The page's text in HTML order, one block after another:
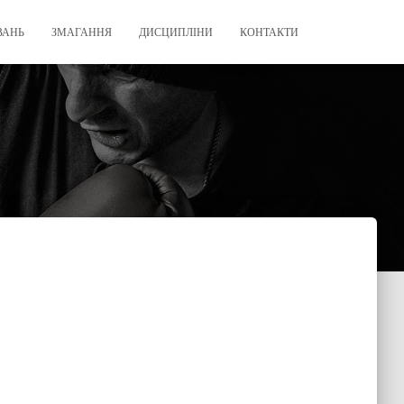
ЗМАГАННЯ ДИСЦИПЛІНИ КОНТАКТИ